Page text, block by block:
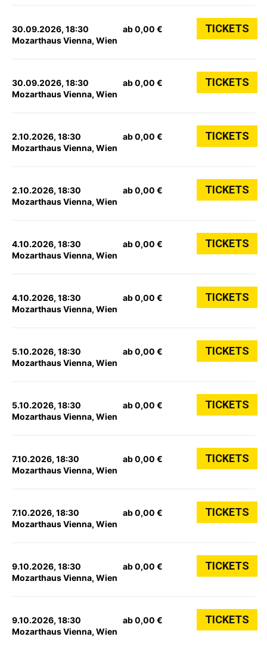
30.09.2026, 18:30
Mozarthaus Vienna, Wien
ab 0,00 € TICKETS
30.09.2026, 18:30
Mozarthaus Vienna, Wien
ab 0,00 € TICKETS
2.10.2026, 18:30
Mozarthaus Vienna, Wien
ab 0,00 € TICKETS
2.10.2026, 18:30
Mozarthaus Vienna, Wien
ab 0,00 € TICKETS
4.10.2026, 18:30
Mozarthaus Vienna, Wien
ab 0,00 € TICKETS
4.10.2026, 18:30
Mozarthaus Vienna, Wien
ab 0,00 € TICKETS
5.10.2026, 18:30
Mozarthaus Vienna, Wien
ab 0,00 € TICKETS
5.10.2026, 18:30
Mozarthaus Vienna, Wien
ab 0,00 € TICKETS
7.10.2026, 18:30
Mozarthaus Vienna, Wien
ab 0,00 € TICKETS
7.10.2026, 18:30
Mozarthaus Vienna, Wien
ab 0,00 € TICKETS
9.10.2026, 18:30
Mozarthaus Vienna, Wien
ab 0,00 € TICKETS
9.10.2026, 18:30
Mozarthaus Vienna, Wien
ab 0,00 € TICKETS